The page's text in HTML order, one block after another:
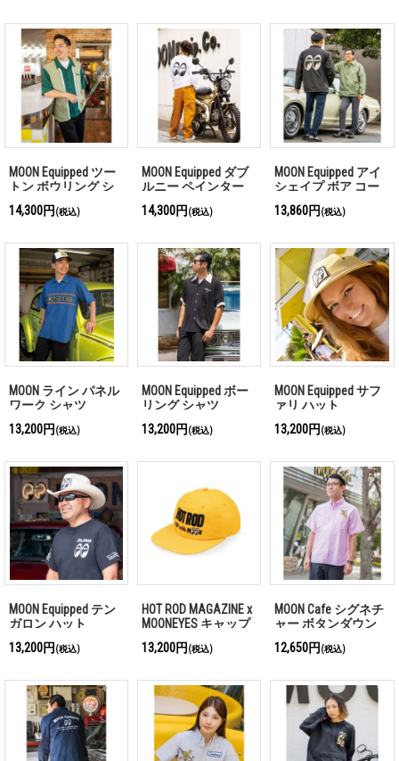
MOON Equipped ツー
トン ボウリング シ
14,300円(税込)
MOON Equipped ダブ
ルニー ペインター
14,300円(税込)
MOON Equipped アイ
シェイプ ボア コー
13,860円(税込)
MOON ライン パネル
ワーク シャツ
13,200円 (税込)
MOON Equipped ボー
リング シャツ
13,200円 (税込)
MOON Equipped サフ
ァリ ハット
13,200円 (税込)
MOON Equipped テン
ガロン ハット
13,200円 (税込)
HOT ROD MAGAZINE x
MOONEYES キャップ
13,200円 (税込)
MOON Cafe シグネチ
ャー ボタンダウン
12,650円 (税込)